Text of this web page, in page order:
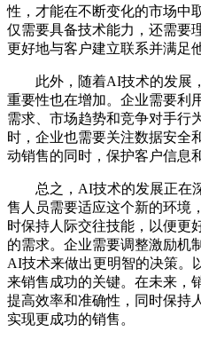
性，才能在不断变化的市场中
仅需要具备技术能力，还需要
更好地与客户建立联系并满足
此外，随着AI技术的发展
重要性也在增加。企业需要利
需求、市场趋势和竞争对手行
时，企业也需要关注数据安全
动销售的同时，保护客户信息
总之，AI技术的发展正在
售人员需要适应这个新的环境
时保持人际交往技能，以便更
的需求。企业需要调整激励机
AI技术来做出更明智的决策。
来销售成功的关键。在未来，
提高效率和准确性，同时保持
实现更成功的销售。